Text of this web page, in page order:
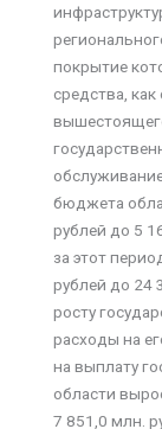
покрытие
средства,
бюджета
рублей до 5
за этот
рублей до 24
росту
расходы на
на выплату
области
7 851,0 млн.